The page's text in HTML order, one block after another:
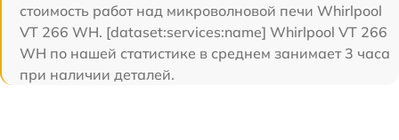
стоимость работ над микроволновой печи Whirlpool
VT 266 WH. [dataset:services:name] Whirlpool VT 266
WH по нашей статистике в среднем занимает 3 часа
при наличии деталей.